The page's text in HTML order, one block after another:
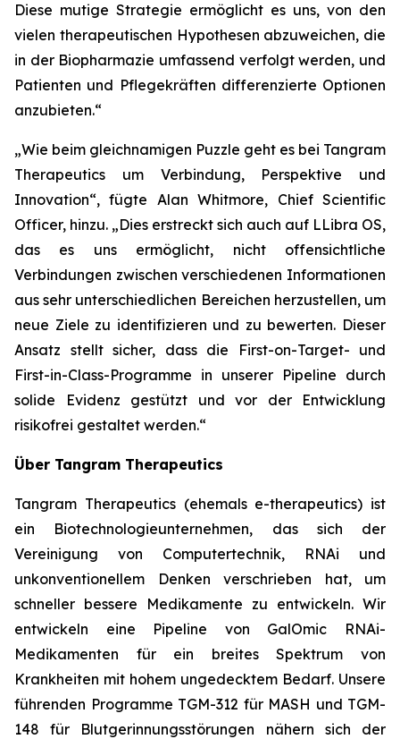
Diese mutige Strategie ermöglicht es uns, von den
vielen therapeutischen Hypothesen abzuweichen, die
in der Biopharmazie umfassend verfolgt werden, und
Patienten und Pflegekräften differenzierte Optionen
anzubieten.“
„Wie beim gleichnamigen Puzzle geht es bei Tangram
Therapeutics um Verbindung, Perspektive und
Innovation“,fügte Alan Whitmore, Chief Scientific
Officer, hinzu. „Dies erstreckt sich auch auf LLibra OS,
das es uns ermöglicht, nicht offensichtliche
Verbindungen zwischen verschiedenen Informationen
aus sehr unterschiedlichen Bereichen herzustellen, um
neue Ziele zu identifizieren und zu bewerten. Dieser
Ansatz stellt sicher, dass die First-on-Target- und
First-in-Class-Programme in unserer Pipeline durch
solide Evidenz gestützt und vor der Entwicklung
risikofrei gestaltet werden.“
Über Tangram Therapeutics
Tangram Therapeutics (ehemals e-therapeutics) ist
ein Biotechnologieunternehmen, das sich der
Vereinigung von Computertechnik, RNAi und
unkonventionellem Denken verschrieben hat, um
schneller bessere Medikamente zu entwickeln. Wir
entwickeln eine Pipeline von GalOmic RNAi-
Medikamenten für ein breites Spektrum von
Krankheiten mit hohem ungedecktem Bedarf. Unsere
führenden Programme TGM-312 für MASH und TGM-
148 für Blutgerinnungsstörungen nähern sich der